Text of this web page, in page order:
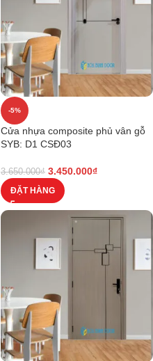
-5%
Cửa nhựa composite phủ vân gỗ
SYB: D1 CSĐ03
3.650.000₫ 3.450.000₫
ĐẶT HÀNG